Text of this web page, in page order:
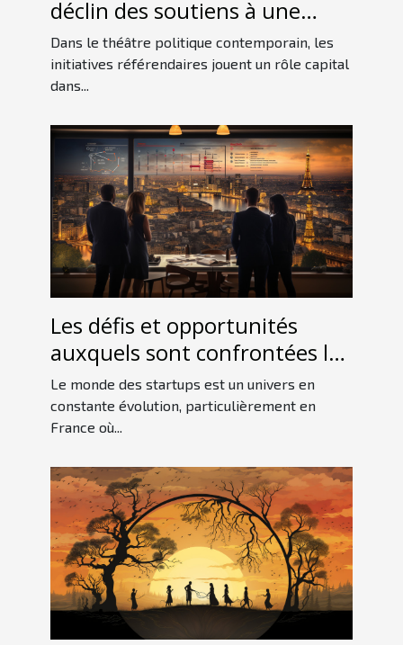
déclin des soutiens à une
initiative référendaire
Dans le théâtre politique contemporain, les
initiatives référendaires jouent un rôle capital
dans...
Les défis et opportunités
auxquels sont confrontées les
startups françaises sur le
marché international
Le monde des startups est un univers en
constante évolution, particulièrement en
France où...